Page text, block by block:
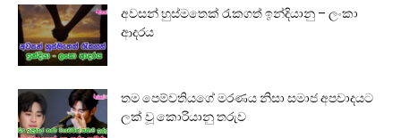
අවසන් හුස්මතෙක් රැකගත් ඉන්දියානු – ලංකා
ආදරය
තම පෙම්වතියගේ මරණය නිසා සමාජ අපවාදයට
ලක් වූ කොරියානු තරුව